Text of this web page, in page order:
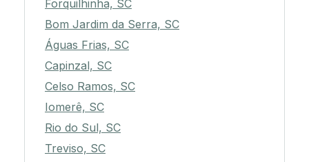
Forquilhinha, SC
Bom Jardim da Serra, SC
Águas Frias, SC
Capinzal, SC
Celso Ramos, SC
Iomerê, SC
Rio do Sul, SC
Treviso, SC